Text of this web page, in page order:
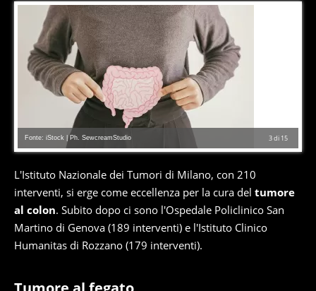
3di 15
Fonte: iStock | Ph. SewcreamStudio
L'Istituto Nazionale dei Tumori di Milano, con 210
interventi, si erge come eccellenza per la cura del tumore
al colon. Subito dopo ci sono l'Ospedale Policlinico San
Martino di Genova (189 interventi) e l'Istituto Clinico
Humanitas di Rozzano (179 interventi).